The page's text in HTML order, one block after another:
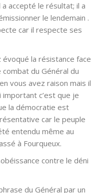
accepté le résultat; il a
le lendemain .
car il respecte ses
évoqué la résistance face
du Général du
vous avez raison mais il
c’est que je
la démocratie est
car le peuple
entendu même au
à Fourqueux.
contre le déni
du Général par un